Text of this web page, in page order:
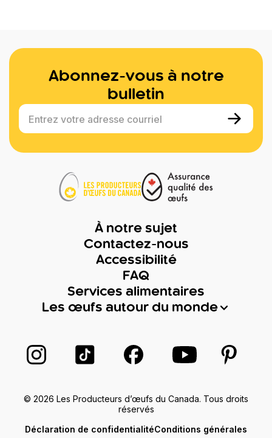
Abonnez-vous à notre
bulletin
Entrez votre adresse courriel
À notre sujet
Contactez-nous
Accessibilité
FAQ
Services alimentaires
Les œufs autour du monde
Suivez-nous sur Instagram
Suivez-nous sur TikTok
Suivez-nous sur Facebook
Suivez-nous sur
© 2026 Les Producteurs d’œufs du Canada. Tous droits
réservés
Déclaration de confidentialitéConditions générales